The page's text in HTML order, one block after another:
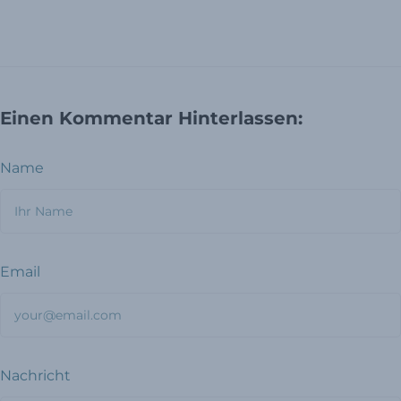
Einen Kommentar Hinterlassen:
Name
Email
Nachricht